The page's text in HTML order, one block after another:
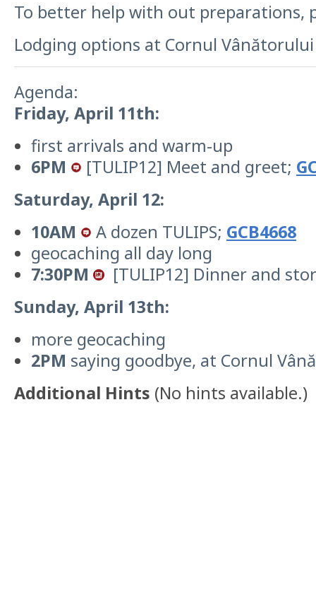
To better help with out preparations,
Lodging options at Cornul
Agenda:
Friday, April 11th:
first arrivals and warm-up
6PM
[TULIP12] Meet and greet;
Saturday, April 12:
10AM
A dozen TULIPS; GCB4668
geocaching all day long
7:30PM
[TULIP12] Dinner and
Sunday, April 13th:
more geocaching
2PM saying goodbye, at Cornul
Additional Hints (No hints available.)